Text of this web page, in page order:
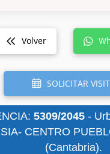
Volver
SOLICITAR
5309/2045-
CENTRO
(Cantabria).